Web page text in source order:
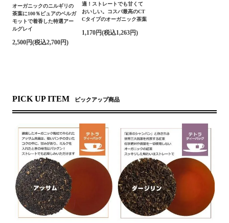
オーガニックのニルギリの
茶葉に100％ピュアのベルガ
モットで着香した特選アー
ルグレイ
2,500円(税込2,700円)
適！ストレートでも甘くて
おいしい。コスパ最高のCT
Cタイプのオーガニック茶葉
1,170円(税込1,263円)
PICK UP ITEM ピックアップ商品